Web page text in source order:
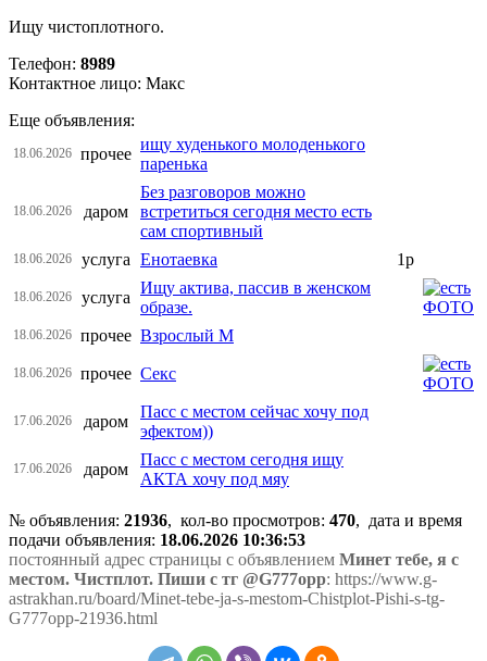
Ищу чистоплотного.
Телефон: 8989
Контактное лицо: Макс
Еще объявления:
18.06.2026 прочее
ищу худенького молоденького
паренька
18.06.2026 даром
Без разговоров можно
встретиться сегодня место есть
сам спортивный
18.06.2026 услуга Енотаевка 1р
18.06.2026 услуга
Ищу актива, пассив в женском
образе.
18.06.2026 прочее Взрослый М
18.06.2026 прочее Секс
17.06.2026 даром
Пасс с местом сейчас хочу под
эфектом))
17.06.2026 даром
Пасс с местом сегодня ищу
АКТА хочу под мяу
№ объявления: 21936, кол-во просмотров: 470, дата и время
подачи объявления: 18.06.2026 10:36:53
постоянный адрес страницы с объявлением Минет тебе, я с
местом. Чистплот. Пиши с тг @G777opp: https://www.g-
astrakhan.ru/board/Minet-tebe-ja-s-mestom-Chistplot-Pishi-s-tg-
G777opp-21936.html